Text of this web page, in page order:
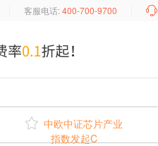
客服电话:400-700-9700 
 中欧中证芯片产业
指数发起C